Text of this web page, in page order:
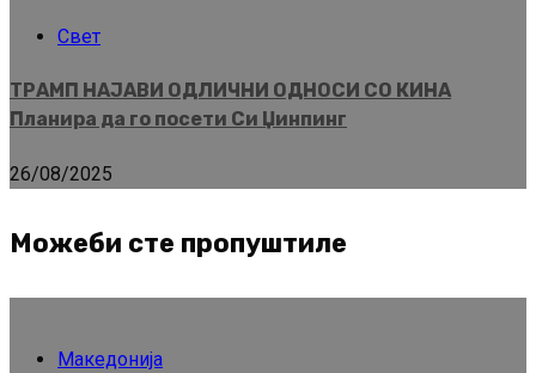
Свет
ТРАМП НАЈАВИ ОДЛИЧНИ ОДНОСИ СО КИНА
Планира да го посети Си Џинпинг
26/08/2025
Можеби сте пропуштиле
Македонија